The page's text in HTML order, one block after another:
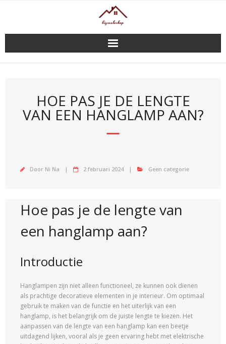
HOE PAS JE DE LENGTE
VAN EEN HANGLAMP AAN?
Door Ni Na 2 februari 2024 Geen categorie
Hoe pas je de lengte van
een hanglamp aan?
Introductie
Hanglampen zijn niet alleen functioneel, ze kunnen ook dienen
als prachtige decoratieve elementen in je interieur. Om optimaal
gebruik te maken van de functie en het uiterlijk van een
hanglamp, is het belangrijk om de juiste lengte te kiezen. Het
aanpassen van de lengte van een hanglamp kan een beetje
uitdagend lijken, vooral als je geen ervaring hebt met elektrische